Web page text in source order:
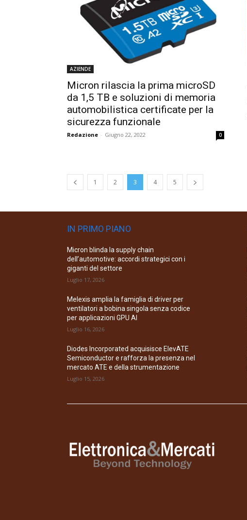
AZIENDE
Micron rilascia la prima microSD
da 1,5 TB e soluzioni di memoria
automobilistica certificate per la
sicurezza funzionale
Redazione - Giugno 22, 2022 0
1 2 3 4 5
IN PRIMO PIANO
Micron blinda la supply chain
dell’automotive: accordi strategici con i
giganti del settore
Luglio 17, 2026
Melexis amplia la famiglia di driver per
ventilatori a bobina singola senza codice
per applicazioni GPU AI
Luglio 16, 2026
Diodes Incorporated acquisisce ElevATE
Semiconductor e rafforza la presenza nel
mercato ATE e della strumentazione
Luglio 15, 2026